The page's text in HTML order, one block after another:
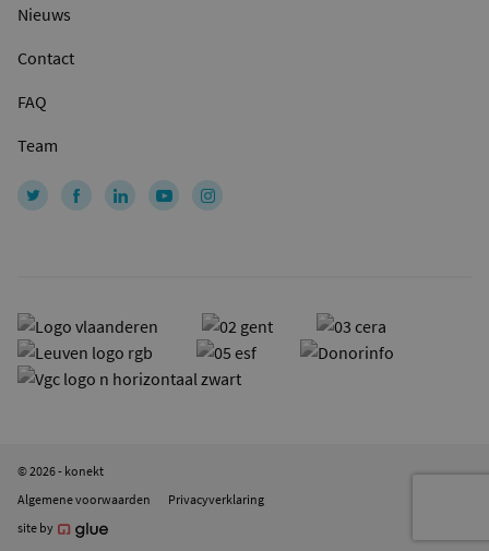
Nieuws
Contact
FAQ
Team
© 2026 - konekt
Algemene voorwaarden
Privacyverklaring
site by